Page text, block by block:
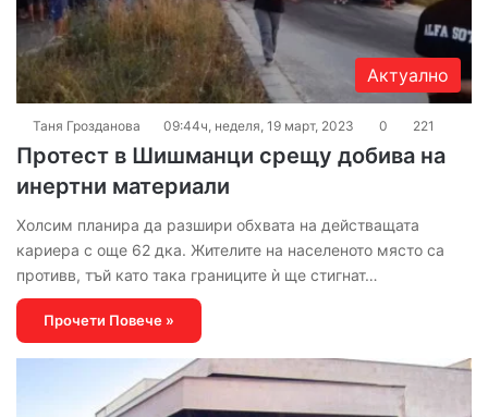
Актуално
Таня Грозданова 09:44ч, неделя, 19 март, 2023 0 221
Протест в Шишманци срещу добива на
инертни материали
Холсим планира да разшири обхвата на действащата
кариера с още 62 дка. Жителите на населеното място са
противв, тъй като така границите ѝ ще стигнат…
Прочети Повече »